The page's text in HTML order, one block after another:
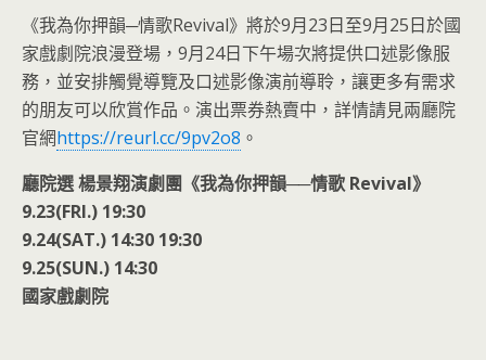
《我為你押韻─情歌Revival》將於9月23日至9月25日於國
家戲劇院浪漫登場，9月24日下午場次將提供口述影像服
務，並安排觸覺導覽及口述影像演前導聆，讓更多有需求
的朋友可以欣賞作品。演出票券熱賣中，詳情請見兩廳院
官網https://reurl.cc/9pv2o8 。
廳院選 楊景翔演劇團《我為你押韻──情歌 Revival》
9.23(FRI.) 19:30
9.24(SAT.) 14:30 19:30
9.25(SUN.) 14:30
國家戲劇院